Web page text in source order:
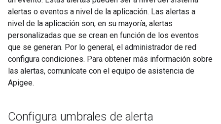
alertas o eventos a nivel de la aplicación. Las alertas a
nivel de la aplicación son, en su mayoría, alertas
personalizadas que se crean en función de los eventos
que se generan. Por lo general, el administrador de red
configura condiciones. Para obtener más información sobre
las alertas, comunícate con el equipo de asistencia de
Apigee.
Configura umbrales de alerta